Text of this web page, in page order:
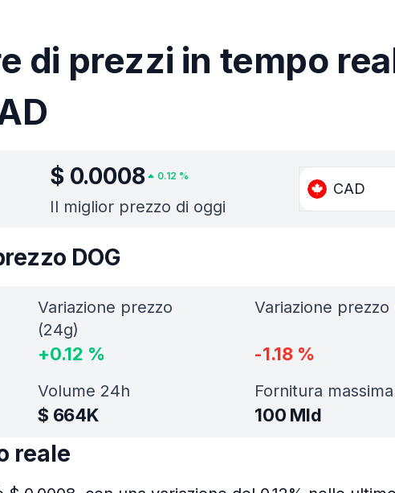
di prezzi in tempo
$ 0.0008 0.12 %
Il miglior prezzo di oggi
CAD
DOG
Variazione prezzo
(24g)
+0.12 %
Variazione prezzo
-1.18 %
Volume 24h
$ 664K
Fornitura massima
100 Mld
reale